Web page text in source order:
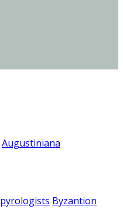
Augustiniana
Byzantion